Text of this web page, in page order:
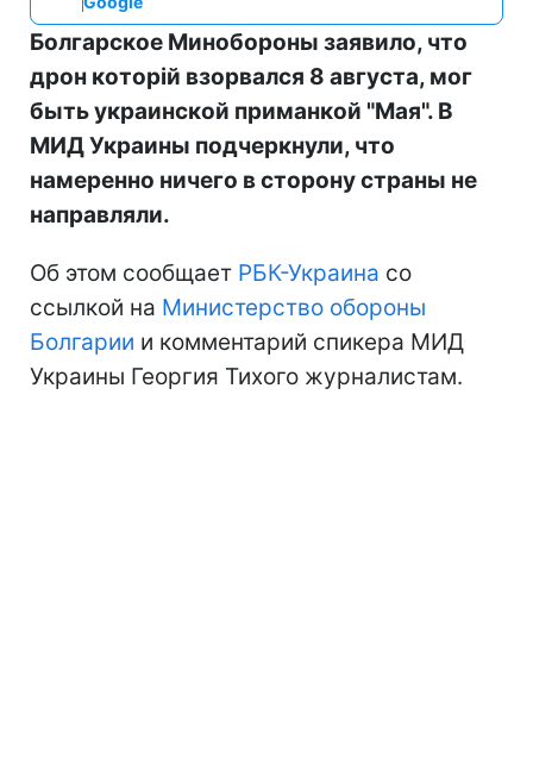
Болгарское Минобороны заявило, что
дрон которій взорвался 8 августа, мог
быть украинской приманкой "Мая". В
МИД Украины подчеркнули, что
намеренно ничего в сторону страны не
направляли.
Об этом сообщает РБК-Украина со
ссылкой на Министерство обороны
Болгарии и комментарий спикера МИД
Украины Георгия Тихого журналистам.